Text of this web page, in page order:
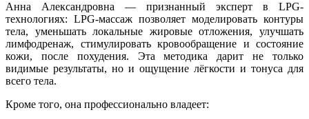
Анна Александровна — признанный эксперт в LPG-
технологиях: LPG-массаж позволяет моделировать контуры
тела, уменьшать локальные жировые отложения, улучшать
лимфодренаж, стимулировать кровообращение и состояние
кожи, после похудения. Эта методика дарит не только
видимые результаты, но и ощущение лёгкости и тонуса для
всего тела.
Кроме того, она профессионально владеет: